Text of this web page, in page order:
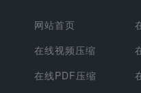
网站首页
在线视频压缩
在线PDF压缩